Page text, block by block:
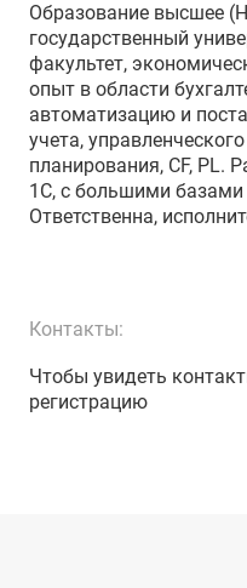
Образование высшее
государственный
факультет,
опыт в области
автоматизацию и
учета,
планирования, CF, PL.
1С, с большими
Ответственна,
Контакты:
Чтобы увидеть
регистрацию